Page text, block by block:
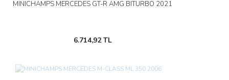
MINICHAMPS MERCEDES GT-R AMG BITURBO 2021
6.714,92 TL